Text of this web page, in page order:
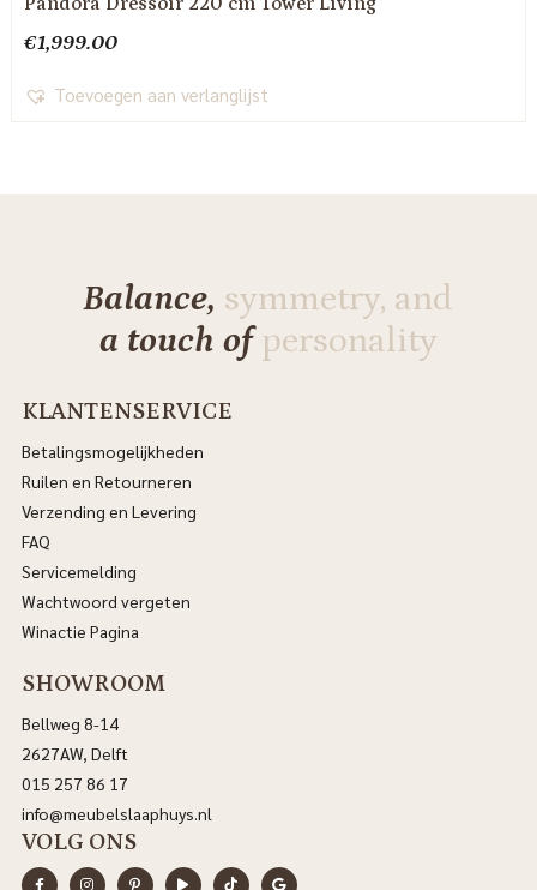
€1,999.00
Toevoegen aan verlanglijst
Balance, symmetry, and
a touch ofpersonality
KLANTENSERVICE
Betalingsmogelijkheden
Ruilen en Retourneren
Verzending en Levering
FAQ
Servicemelding
Wachtwoord vergeten
Winactie Pagina
SHOWROOM
Bellweg 8-14
2627AW, Delft
015 257 86 17
info@meubelslaaphuys.nl
VOLG ONS